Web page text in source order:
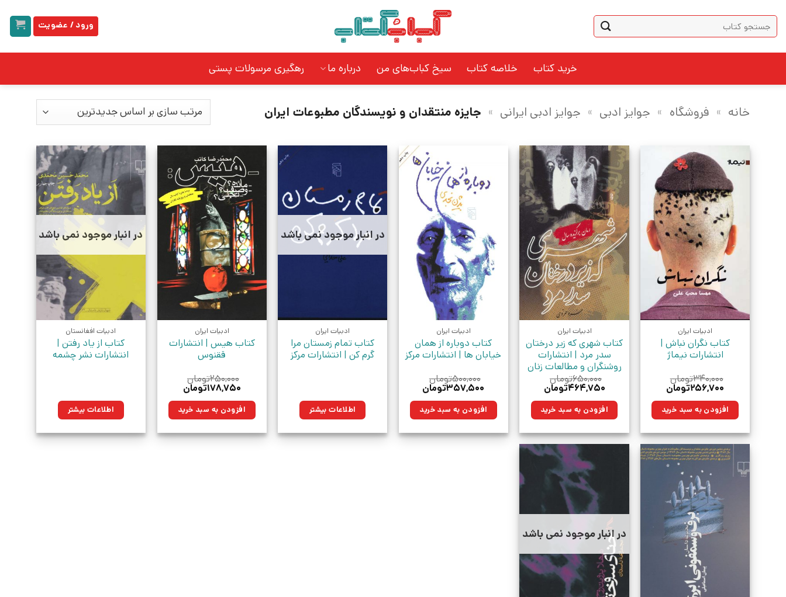
content
جستجو
برای:
ورود / عضویت
خرید کتاب خلاصه کتاب سیخ کباب‌های من درباره ما رهگیری مرسولات پستی
خانه » فروشگاه » جوایز ادبی » جوایز ادبی ایرانی » جایزه منتقدان و نویسندگان مطبوعات ایران
ادبیات ایران
کتاب نگران نباش |
انتشارات نیماژ
۳۴۰,۰۰۰تومان
قیمت
۳۴۰,۰۰۰تومان
بود.
۲۵۶,۷۰۰تومانقیمت
۲۵۶,۷۰۰تومان.افزودن به سبد خرید
ادبیات ایران
کتاب شهری که زیر درختان
سدر مرد | انتشارات
روشنگران و مطالعات زنان
۶۵۰,۰۰۰تومان
قیمت
۶۵۰,۰۰۰تومان
بود.
۴۶۴,۷۵۰تومان
۴۶۴,۷۵۰تومان.افزودن به سبد خرید
ادبیات ایران
کتاب دوباره از همان
خیابان ها | انتشارات مرکز
۵۰۰,۰۰۰تومان
قیمت
۵۰۰,۰۰۰تومان
بود.
۳۵۷,۵۰۰تومانقیمت
۳۵۷,۵۰۰تومان.افزودن به سبد خرید
در انبار موجود نمی باشد
ادبیات ایران
کتاب تمام زمستان مرا
گرم کن | انتشارات مرکز
اطلاعات بیشتر
ادبیات ایران
کتاب هیس | انتشارات
ققنوس
۲۵۰,۰۰۰تومان
قیمت
۲۵۰,۰۰۰تومان
بود.
۱۷۸,۷۵۰تومان
۱۷۸,۷۵۰تومان.افزودن به سبد خرید
در انبار موجود نمی باشد
ادبیات افغانستان
کتاب از یاد رفتن |
انتشارات نشر چشمه
اطلاعات بیشتر
در انبار موجود نمی باشد